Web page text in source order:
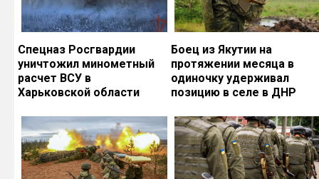
Спецназ Росгвардии
уничтожил минометный
расчет ВСУ в
Харьковской области
Боец из Якутии на
протяжении месяца в
одиночку удерживал
позицию в селе в ДНР